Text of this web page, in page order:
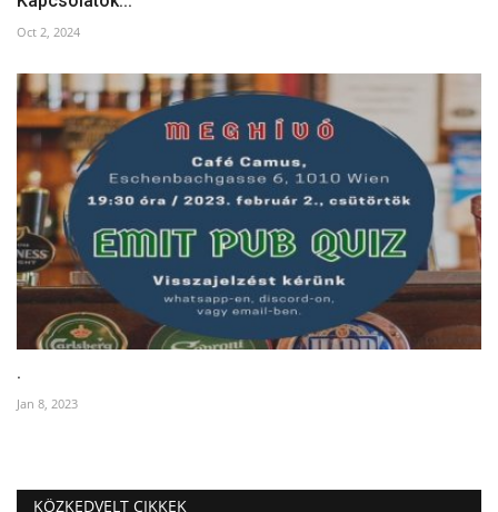
Oct 2, 2024
.
Jan 8, 2023
KÖZKEDVELT CIKKEK